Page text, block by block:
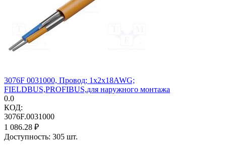
3076F 0031000, Провод; 1x2x18AWG;
FIELDBUS,PROFIBUS,для наружного монтажа
0.0
КОД:
3076F.0031000
1 086.28 ₽
Доступность: 305 шт.